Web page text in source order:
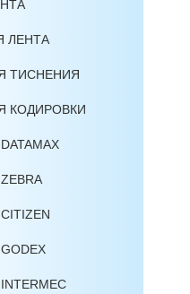
ЛЕНТА
ТИСНЕНИЯ
КОДИРОВКИ